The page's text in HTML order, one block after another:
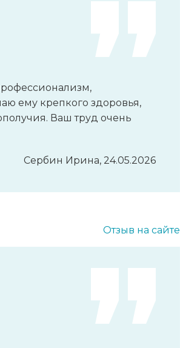
ему крепкого здоровья,
Ваш труд очень
Сербин Ирина, 24.05.2026
Отзыв на сайте